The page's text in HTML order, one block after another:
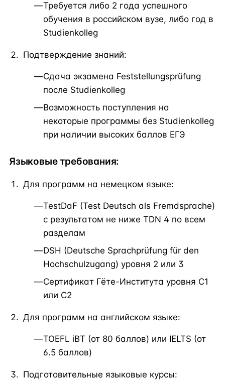
Требуется либо 2 года успешного
обучения в российском вузе, либо год в
Studienkolleg
Подтверждение знаний:
Сдача экзамена Feststellungsprüfung
после Studienkolleg
Возможность поступления на
некоторые программы без Studienkolleg
при наличии высоких баллов ЕГЭ
Языковые требования:
Для программ на немецком языке:
TestDaF (Test Deutsch als Fremdsprache)
с результатом не ниже TDN 4 по всем
разделам
DSH (Deutsche Sprachprüfung für den
Hochschulzugang) уровня 2 или 3
Сертификат Гёте-Института уровня C1
или C2
Для программ на английском языке:
TOEFL iBT (от 80 баллов) или IELTS (от
6.5 баллов)
Подготовительные языковые курсы: